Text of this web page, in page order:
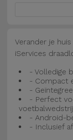
Mobiliteit,
Auto en
Fiets
Computer
Aaccessoires
iPad en
Verander je
iServices
- Volledige
- Compact
-
- Perfect
- Android-
- Inclusief